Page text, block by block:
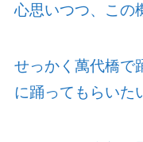
心思いつつ、この
せっかく萬代橋で
に踊ってもらいた